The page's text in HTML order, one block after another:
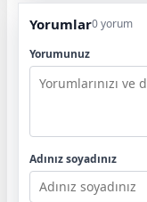
Yorumlar0 yorum
Yorumunuz
Adınız soyadınız